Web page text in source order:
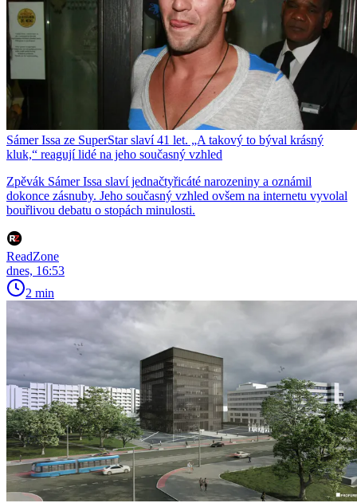
Sámer Issa ze SuperStar slaví 41 let. „A takový to býval krásný
kluk,“ reagují lidé na jeho současný vzhled
Zpěvák Sámer Issa slaví jednačtyřicáté narozeniny a oznámil
dokonce zásnuby. Jeho současný vzhled ovšem na internetu vyvolal
bouřlivou debatu o stopách minulosti.
ReadZone
dnes, 16:53
2 min